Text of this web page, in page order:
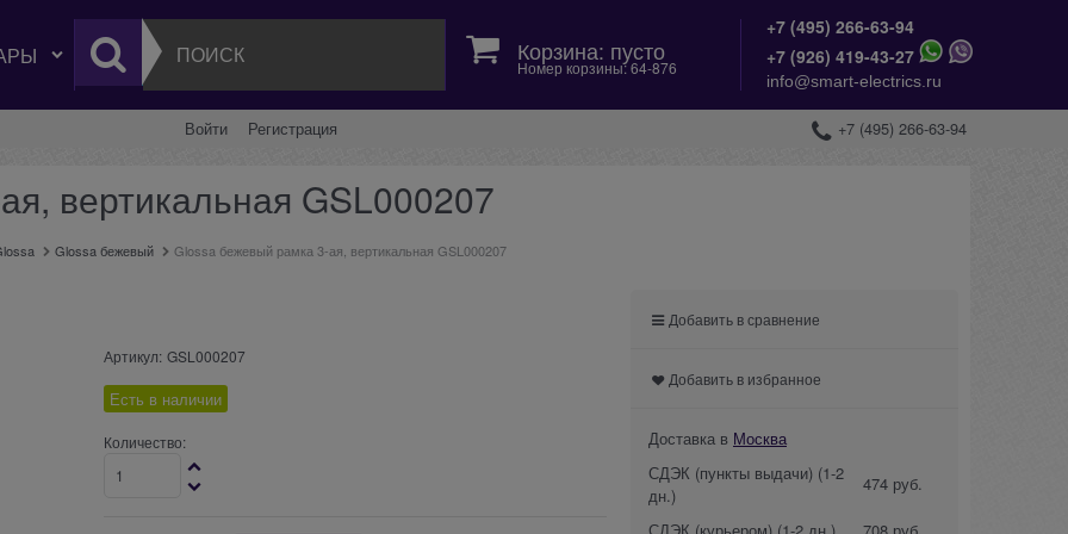
Корзина: пусто
Номер корзины: 64-876
+7 (495) 266-63-94
+7 (926) 419-43-27
info@smart-electrics.ru
Войти Регистрация +7 (495) 266-63-94
вертикальная GSL000207
Glossa бежевый Glossa бежевый рамка 3-ая, вертикальная GSL000207
Артикул: GSL000207
Есть в наличии
Количество:
Добавить в сравнение
Добавить в избранное
Доставка в Москва
СДЭК (пункты выдачи) (1-2
дн.)
474 руб.